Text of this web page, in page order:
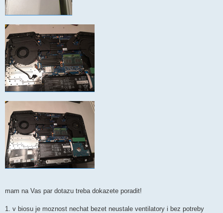
mam na Vas par dotazu treba dokazete poradit!
1. v biosu je moznost nechat bezet neustale ventilatory i bez potreby